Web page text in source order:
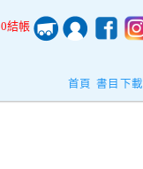
0結帳
首頁 書目下載